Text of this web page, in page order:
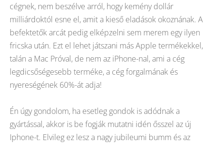
cégnek, nem beszélve arról, hogy kemény dollár
milliárdoktól esne el, amit a kieső eladások okoznának. A
befektetők arcát pedig elképzelni sem merem egy ilyen
fricska után. Ezt el lehet játszani más Apple termékekkel,
talán a Mac Próval, de nem az iPhone-nal, ami a cég
legdicsőségesebb terméke, a cég forgalmának és
nyereségének 60%-át adja!
Én úgy gondolom, ha esetleg gondok is adódnak a
gyártással, akkor is be fogják mutatni idén ősszel az új
Iphone-t. Elvileg ez lesz a nagy jubileumi bumm és az